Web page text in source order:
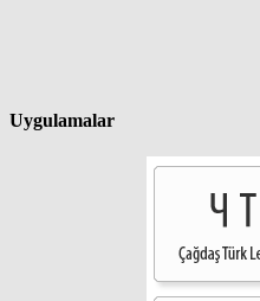
Uygulamalar